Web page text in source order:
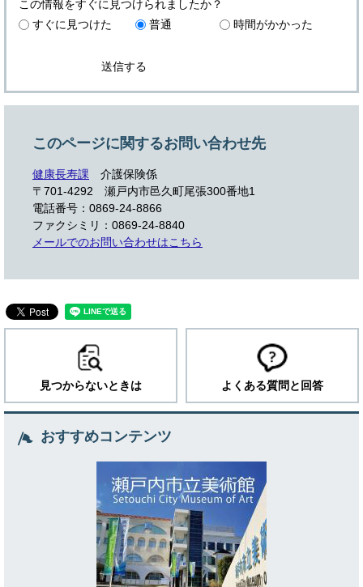
この情報をすぐに見つけられましたか？
すぐに見つけた
普通 時間がかかった
このページに関するお問い合わせ先
健康長寿課
介護保険係
〒701-4292 瀬戸内市邑久町尾張300番地1
電話番号：0869-24-8866
ファクシミリ：0869-24-8840
メールでのお問い合わせはこちら
見つからないときは よくある質問と回答
おすすめコンテンツ